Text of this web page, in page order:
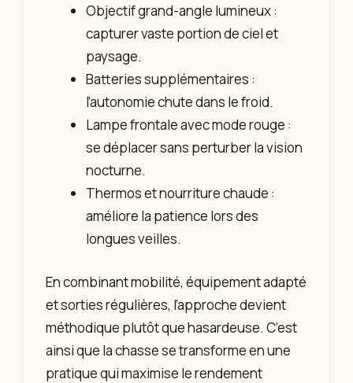
Objectif grand-angle lumineux :
capturer vaste portion de ciel et
paysage.
Batteries supplémentaires :
l’autonomie chute dans le froid.
Lampe frontale avec mode rouge :
se déplacer sans perturber la vision
nocturne.
Thermos et nourriture chaude :
améliore la patience lors des
longues veilles.
En combinant mobilité, équipement adapté
et sorties régulières, l’approche devient
méthodique plutôt que hasardeuse. C’est
ainsi que la chasse se transforme en une
pratique qui maximise le rendement